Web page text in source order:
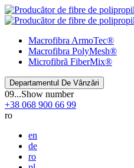
Macrofibra ArmoTec®
Macrofibra PolyMesh®
Microfibră FiberMix®
Departamentul De Vânzări
09...Show number
+38 068 900 66 99
ro
en
de
ro